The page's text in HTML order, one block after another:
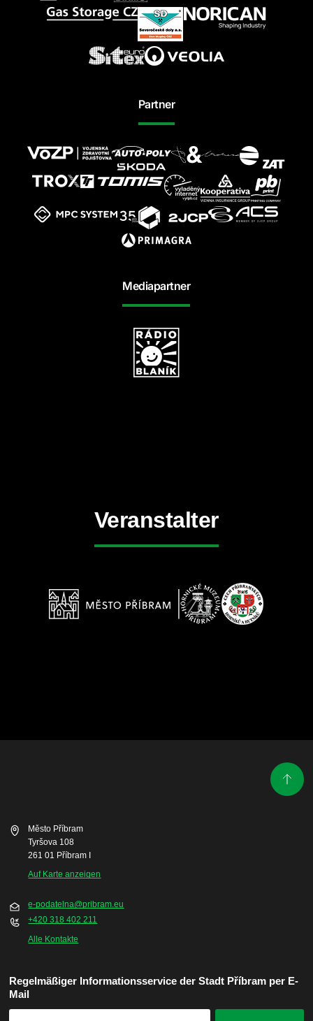
Partner
Mediapartner
Veranstalter
Město Příbram
Tyršova 108
261 01 Příbram I
Auf Karte anzeigen
e-podatelna@pribram.eu
+420 318 402 211
Alle Kontakte
Regelmäßiger Informationsservice der Stadt Příbram per E-
Mail